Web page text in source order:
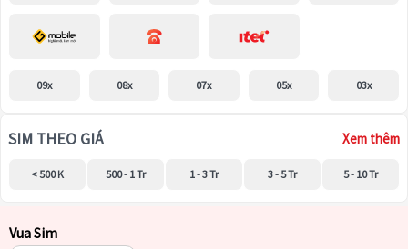
09x 08x 07x 05x 03x
SIM THEO GIÁ Xem thêm
< 500 K 500 - 1 Tr 1 - 3 Tr 3 - 5 Tr 5 - 10 Tr
Vua Sim